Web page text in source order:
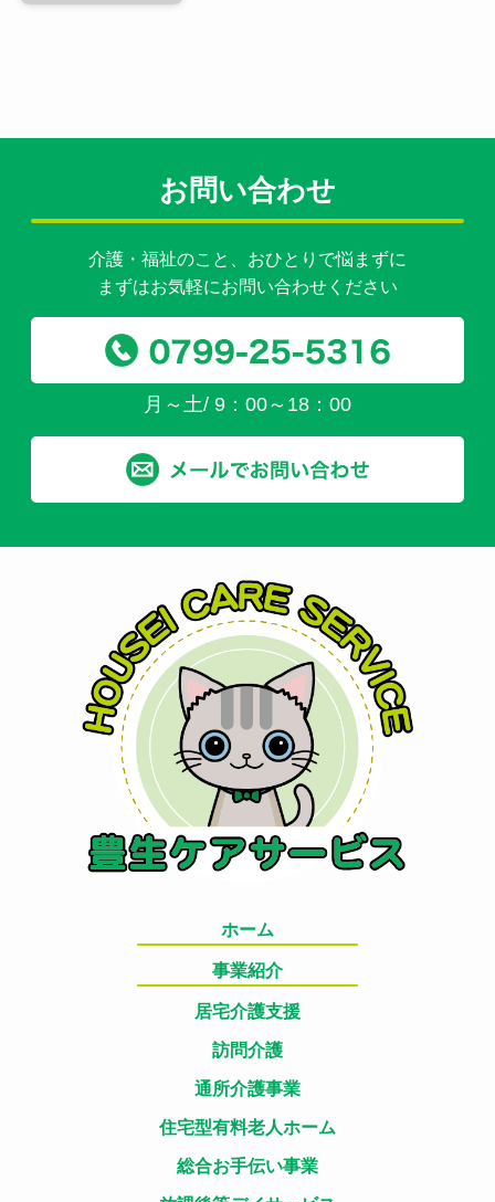
お問い合わせ
介護・福祉のこと、おひとりで悩まずに
まずはお気軽にお問い合わせください
月～土/ 9：00～18：00
ホーム
事業紹介
居宅介護支援
訪問介護
通所介護事業
住宅型有料老人ホーム
総合お手伝い事業